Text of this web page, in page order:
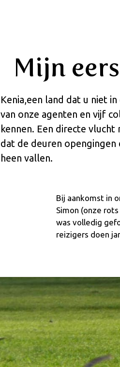
Mijn
Kenia,een land dat u niet
van onze agenten en vijf
kennen. Een directe
dat de deuren opengingen
heen vallen.
Bij aankomst in
Simon (onze
was volledig
reizigers doen